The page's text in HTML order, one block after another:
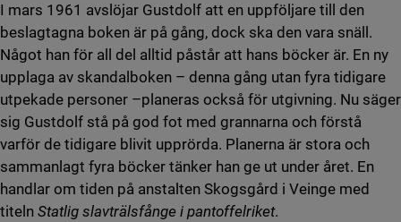
I mars 1961 avslöjar Gustdolf att en uppföljare till den
beslagtagna boken är på gång, dock ska den vara snäll.
Något han för all del alltid påstår att hans böcker är. En ny
upplaga av skandalboken – denna gång utan fyra tidigare
utpekade personer –planeras också för utgivning. Nu säger
sig Gustdolf stå på god fot med grannarna och förstå
varför de tidigare blivit upprörda. Planerna är stora och
sammanlagt fyra böcker tänker han ge ut under året. En
handlar om tiden på anstalten Skogsgård i Veinge med
titeln Statlig slavträlsfånge i pantoffelriket.